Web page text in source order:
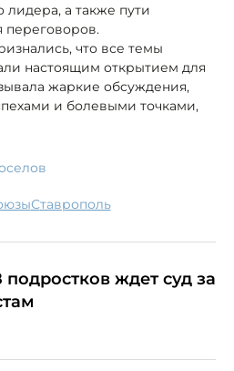
а также пути
переговоров.
что все темы
настоящим открытием для
жаркие обсуждения,
и болевыми точками,
Ставрополь
ждет суд за